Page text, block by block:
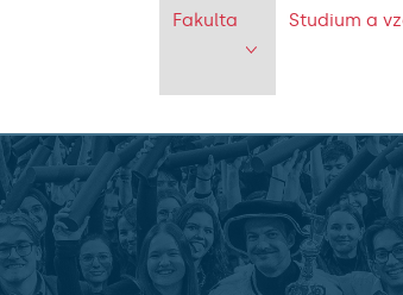
Fakulta Studium a